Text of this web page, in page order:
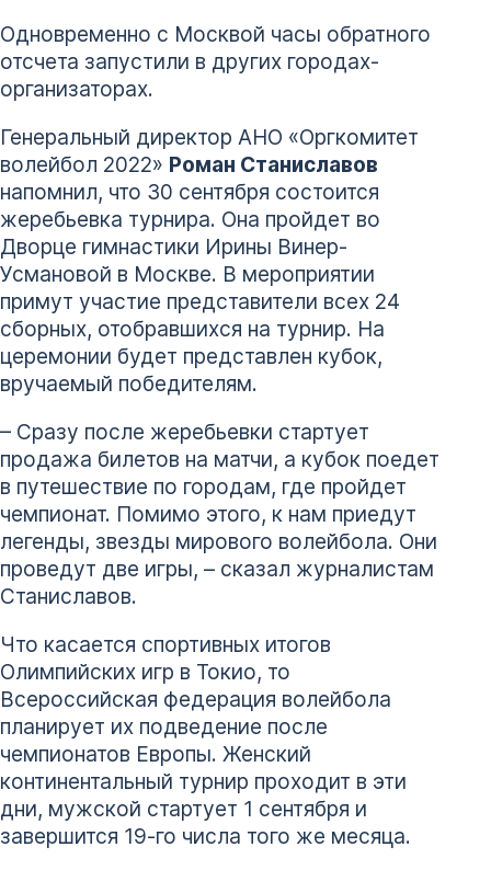
Одновременно с Москвой часы обратного
отсчета запустили в других городах-
организаторах.
Генеральный директор АНО «Оргкомитет
волейбол 2022» Роман Станиславов
напомнил, что 30 сентября состоится
жеребьевка турнира. Она пройдет во
Дворце гимнастики Ирины Винер-
Усмановой в Москве. В мероприятии
примут участие представители всех 24
сборных, отобравшихся на турнир. На
церемонии будет представлен кубок,
вручаемый победителям.
– Сразу после жеребьевки стартует
продажа билетов на матчи, а кубок поедет
в путешествие по городам, где пройдет
чемпионат. Помимо этого, к нам приедут
легенды, звезды мирового волейбола. Они
проведут две игры, – сказал журналистам
Станиславов.
Что касается спортивных итогов
Олимпийских игр в Токио, то
Всероссийская федерация волейбола
планирует их подведение после
чемпионатов Европы. Женский
континентальный турнир проходит в эти
дни, мужской стартует 1 сентября и
завершится 19-го числа того же месяца.